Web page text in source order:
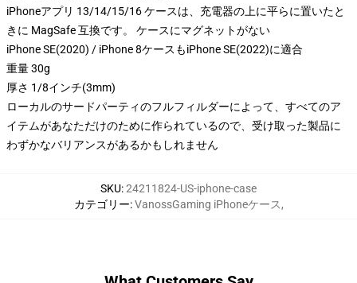
iPhoneアプリ 13/14/15/16 ケースは、充電器の上に平らに置いたと
きに MagSafe 互換です。 ケースにマグネットがない
iPhone SE(2020) / iPhone 8ケースもiPhone SE(2022)に適合
重量 30g
厚さ 1/8インチ(3mm)
ローカルのサードパーティのフルフィルダーによって、すべてのア
イテムがあなただけのために作られているので、受け取った製品に
わずかなバリアンスがあるかもしれません
SKU:24211824-US-iphone-case
カテゴリー:VanossGaming iPhoneケース,